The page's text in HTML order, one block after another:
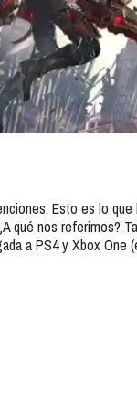
Esto es lo
qué nos referimos?
a PS4 y Xbox One